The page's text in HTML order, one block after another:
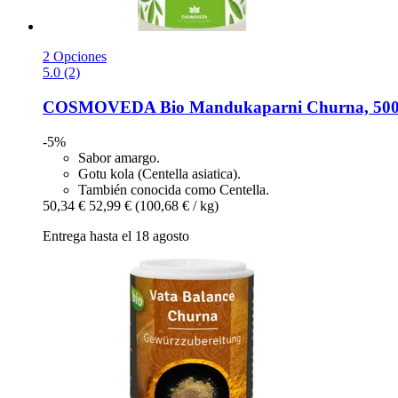
2 Opciones
5.0 (2)
COSMOVEDA Bio Mandukaparni Churna,
-5%
Sabor amargo.
Gotu kola (Centella asiatica).
También conocida como Centella.
50,34 € 52,99 € (100,68 € / kg)
Entrega hasta el 18 agosto